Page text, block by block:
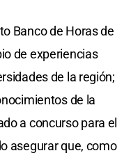
Banco de Horas de
de experiencias
de la región;
de la
a concurso para el
asegurar que, como